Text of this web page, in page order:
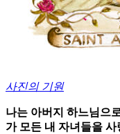
사진의 기원
나는 아버지 하느님으
가 모든 내 자녀들을